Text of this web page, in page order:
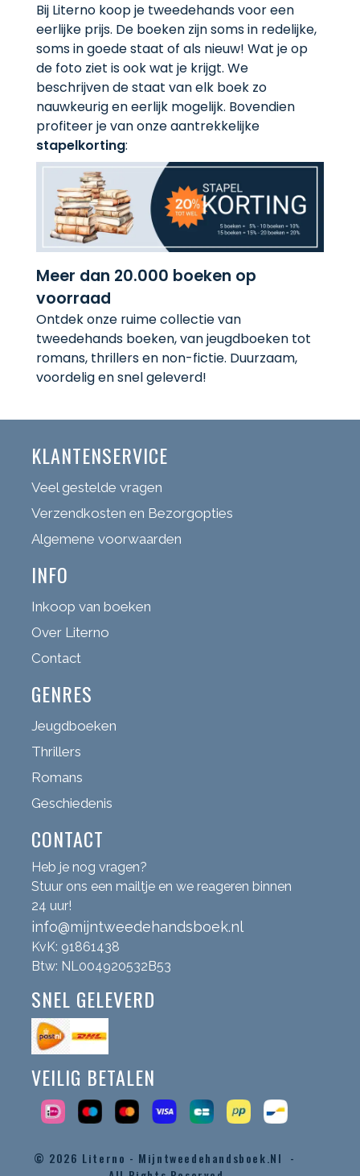
Bij Literno koop je tweedehands voor een
eerlijke prijs. De boeken zijn soms in redelijke,
soms in goede staat of als nieuw! Wat je op
de foto ziet is ook wat je krijgt. We
beschrijven de staat van elk boek zo
nauwkeurig en eerlijk mogelijk. Bovendien
profiteer je van onze aantrekkelijke
stapelkorting:
Meer dan 20.000 boeken op
voorraad
Ontdek onze ruime collectie van
tweedehands boeken, van jeugdboeken tot
romans, thrillers en non-fictie. Duurzaam,
voordelig en snel geleverd!
KLANTENSERVICE
Veel gestelde vragen
Verzendkosten en Bezorgopties
Algemene voorwaarden
INFO
Inkoop van boeken
Over Literno
Contact
GENRES
Jeugdboeken
Thrillers
Romans
Geschiedenis
CONTACT
Heb je nog vragen?
Stuur ons een mailtje en we reageren binnen
24 uur!
info@mijntweedehandsboek.nl
KvK: 91861438
Btw: NL004920532B53
SNEL GELEVERD
VEILIG BETALEN
© 2026 Literno - Mijntweedehandsboek.nl -